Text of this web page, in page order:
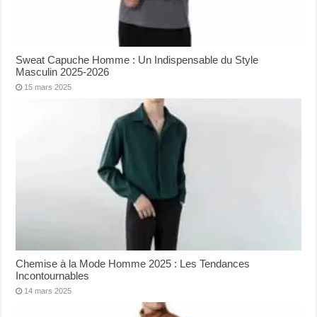
Sweat Capuche Homme : Un Indispensable du Style
Masculin 2025-2026
15 mars 2025
Chemise à la Mode Homme 2025 : Les Tendances
Incontournables
14 mars 2025